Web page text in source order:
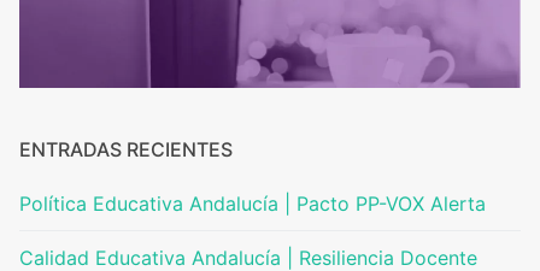
ENTRADAS RECIENTES
Política Educativa Andalucía | Pacto PP-VOX Alerta
Calidad Educativa Andalucía | Resiliencia Docente